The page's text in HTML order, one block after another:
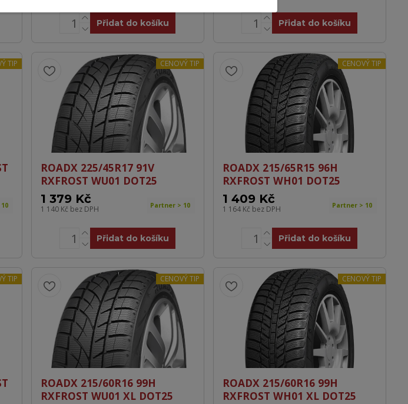
Přidat do košíku Přidat do košíku
TIP CENOVÝ TIP
ROADX 225/45R17 91V
RXFROST WU01 DOT25
1 379 Kč
1 140 Kč bez DPH Partner > 10
Přidat do košíku
CENOVÝ TIP
ROADX 215/65R15 96H
RXFROST WH01 DOT25
1 409 Kč
1 164 Kč bez DPH Partner > 10
Přidat do košíku
TIP CENOVÝ TIP
ROADX 215/60R16 99H
RXFROST WU01 XL DOT25
CENOVÝ TIP
ROADX 215/60R16 99H
RXFROST WH01 XL DOT25